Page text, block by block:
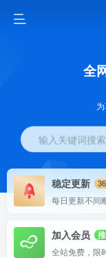
全
输入关键词搜索
稳定更新
每日更新不间
加入会员
全站免费，限